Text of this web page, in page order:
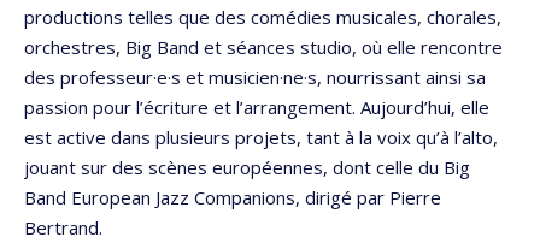
productions telles que des comédies musicales, chorales,
orchestres, Big Band et séances studio, où elle rencontre
des professeur·e·s et musicien·ne·s, nourrissant ainsi sa
passion pour l’écriture et l’arrangement. Aujourd’hui, elle
est active dans plusieurs projets, tant à la voix qu’à l’alto,
jouant sur des scènes européennes, dont celle du Big
Band European Jazz Companions, dirigé par Pierre
Bertrand.